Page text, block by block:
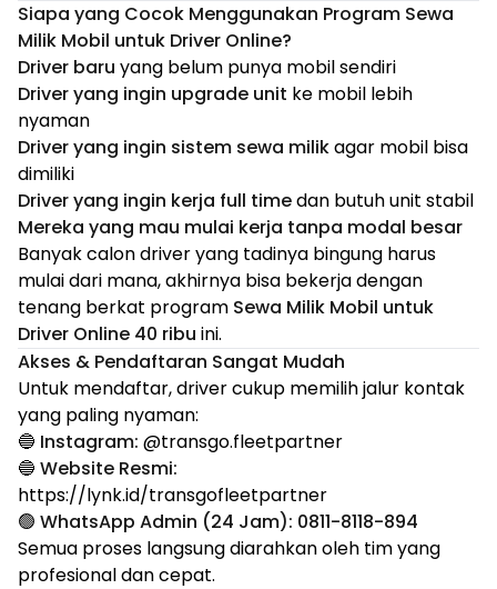
Siapa yang Cocok Menggunakan Program Sewa
Milik Mobil untuk Driver Online?
Driver baru yang belum punya mobil sendiri
Driver yang ingin upgrade unit ke mobil lebih
nyaman
Driver yang ingin sistem sewa milikagar mobil bisa
dimiliki
Driver yang ingin kerja full timedan butuh unit stabil
Mereka yang mau mulai kerja tanpa modal besar
Banyak calon driver yang tadinya bingung harus
mulai dari mana, akhirnya bisa bekerja dengan
tenang berkat program Sewa Milik Mobil untuk
Driver Online 40 ribu ini.
Akses & Pendaftaran Sangat Mudah
Untuk mendaftar, driver cukup memilih jalur kontak
yang paling nyaman:
🔵 Instagram: @transgo.fleetpartner
🔵 Website Resmi:
https://lynk.id/transgofleetpartner
🟢 WhatsApp Admin (24 Jam): 0811-8118-894
Semua proses langsung diarahkan oleh tim yang
profesional dan cepat.